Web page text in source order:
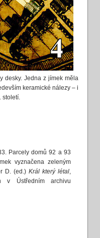
desky. Jedna z jímek měla
keramické nálezy – i
století.
Parcely domů 92 a 93
vyznačena zeleným
D. (ed.) Král který létal,
v Ústředním archivu